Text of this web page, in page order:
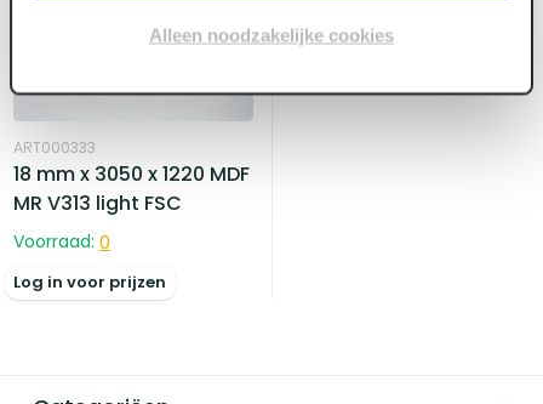
Alleen noodzakelijke cookies
ART000333
18 mm x 3050 x 1220 MDF
MR V313 light FSC
Voorraad: 0
Log in voor prijzen